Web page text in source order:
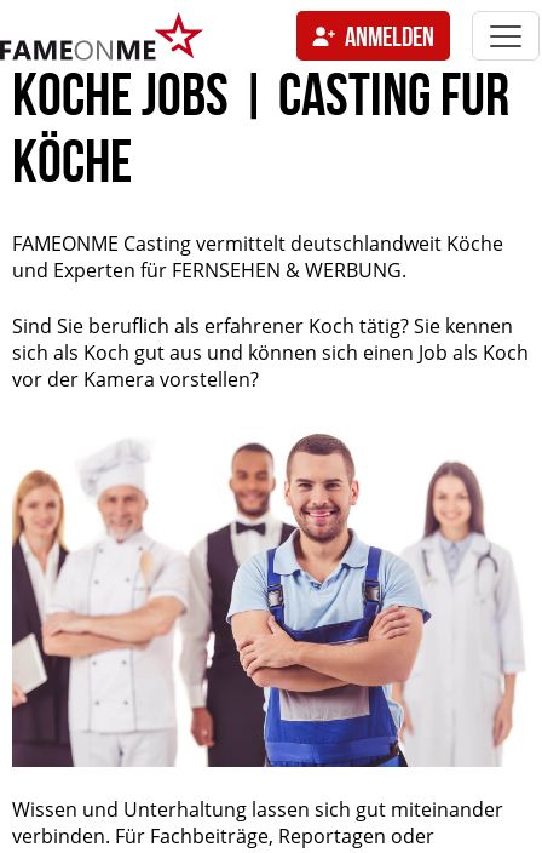
ANMELDEN
KÖCHE JOBS | CASTING FÜR
KÖCHE
FAMEONME Casting vermittelt deutschlandweit Köche
und Experten für FERNSEHEN & WERBUNG.
Sind Sie beruflich als erfahrener Koch tätig? Sie kennen
sich als Koch gut aus und können sich einen Job als Koch
vor der Kamera vorstellen?
Wissen und Unterhaltung lassen sich gut miteinander
verbinden. Für Fachbeiträge, Reportagen oder